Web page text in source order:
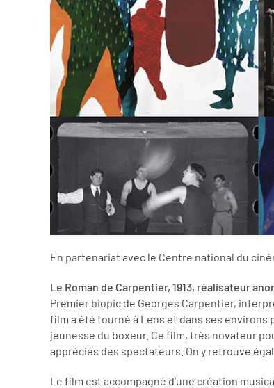
En partenariat avec le Centre national du
Le Roman de Carpentier, 1913, réalisateur
Premier biopic de Georges Carpentier,
film a été tourné à Lens et dans ses environs
jeunesse du boxeur. Ce film, très novateur
appréciés des spectateurs. On y retrouve
Le film est accompagné d’une création